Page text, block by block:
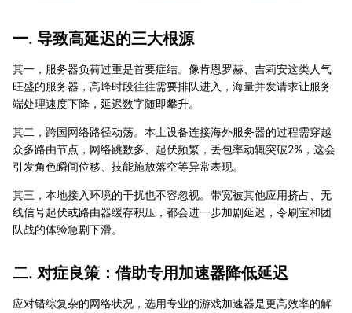
一. 导致高延迟的三大根源
其一，服务器负荷过重是首要症结。像肯恩罗赫、吉莉安这类人气
旺盛的服务器，高峰时段往往需要排队进入，海量并发请求让服务
端处理速度下降，延迟数字随即攀升。
其二，跨国网络路径动荡。本土设备连接海外服务器的过程需穿越
众多路由节点，网络跳数多、起伏频繁，丢包率动辄突破2%，这会
引发角色瞬间位移、技能施放落空等异常表现。
其三，本地接入环境的干扰也不容忽视。带宽被其他应用挤占、无
线信号起伏或路由器缓存积压，都会进一步加剧延迟，令刷宝和团
队战的体验急剧下滑。
二. 对症良策：借助专用加速器降低延迟
应对错综复杂的网络状况，选用专业的游戏加速器是更高效率的解